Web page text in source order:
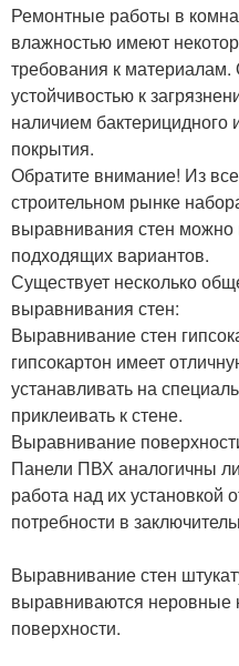
Ремонтные работы в
влажностью имеют
требования к
устойчивостью к
наличием бактерицидного
покрытия.
Обратите внимание! Из
строительном рынке
выравнивания стен можно
подходящих вариантов.
Существует несколько
выравнивания стен:
Выравнивание стен
гипсокартон имеет
устанавливать на
приклеивать к стене.
Выравнивание
Панели ПВХ аналогичны
работа над их установкой
потребности в
Выравнивание стен
выравниваются
поверхности.